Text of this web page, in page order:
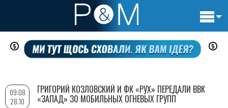
Перейти
содержанию
09:08
28.10
ГРИГОРИЙ КОЗЛОВСКИЙ И ФК «РУХ» ПЕРЕДАЛИ ВВК
«ЗАПАД» 30 МОБИЛЬНЫХ ОГНЕВЫХ ГРУПП